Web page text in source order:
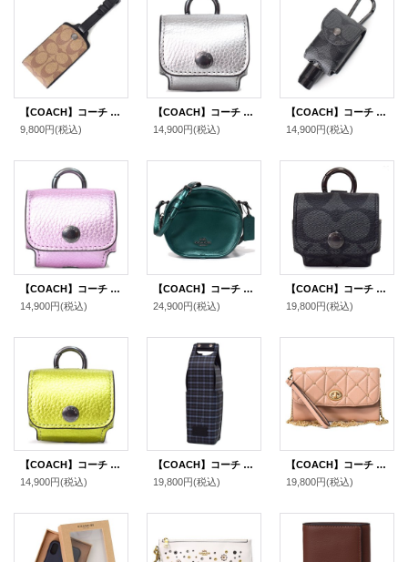
【COACH】コーチ コーティングキャンバス カーフレザー シグネチャー ラゲージ ネーム タグ キーホルダー カーキ〔日本未発売〕
9,800円(税込)
【COACH】コーチ ぺブルレザー イヤホン airpods pro エアーポッズプロ ケース バッグチャーム キーホルダー メタリックアッシュ（日本未発売）
14,900円(税込)
【COACH】コーチ コーティングキャンバス カーフレザー シグネチャー ハンド サニタイザー ハンドジェル 消毒液 ケース ホルダー カラビナ付き バッグチャーム キーホルダー チャコール（日本未発売）
14,900円(税込)
【COACH】コーチ ぺブルレザー イヤホン airpods pro エアーポッズプロ ケース バッグチャーム キーホルダー メタリックライラック（日本未発売）
14,900円(税込)
【COACH】コーチ カーフレザー メタリック キャンティーン 斜め掛け ショルダー クロスボディ バッグ メタリックグリーン（日本未発売）
24,900円(税込)
【COACH】コーチ コーティングキャンバス カーフレザー シグネチャー イヤホン airpods pro エアーポッズプロ ケース バッグチャーム キーホルダー チャコール（日本未発売）
19,800円(税込)
【COACH】コーチ ぺブルレザー イヤホン airpods pro エアーポッズプロ ケース バッグチャーム キーホルダー メタリックシトリン（日本未発売）
14,900円(税込)
【COACH】コーチ コーティングキャンバス カーフレザー タイニー クラッシック プレイド チェック柄 プリント ワイン ボトル キャリア バッグ ネイビー〔日本未発売〕
19,800円(税込)
【COACH】コーチ カーフレザー キルティング スタッズ チェーン クラッチ クロスボディー ショルダー 2way バッグ ビーチウッド（日本未発売）【訳あり】
19,800円(税込)